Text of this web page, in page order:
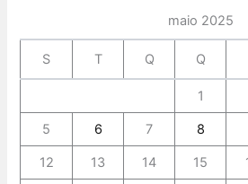
maio 2025
S T Q Q
1
5 6 7 8
12 13 14 15